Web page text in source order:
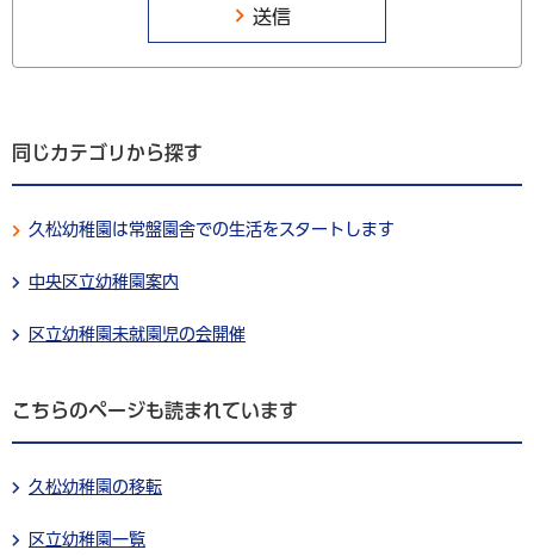
同じカテゴリから探す
久松幼稚園は常盤園舎での生活をスタートします
中央区立幼稚園案内
区立幼稚園未就園児の会開催
こちらのページも読まれています
久松幼稚園の移転
区立幼稚園一覧